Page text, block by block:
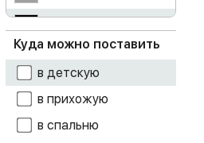
графит
дуб белфорт
дуб золотой
крафт
дуб каньон
Куда можно поставить
в детскую
в прихожую
в спальню